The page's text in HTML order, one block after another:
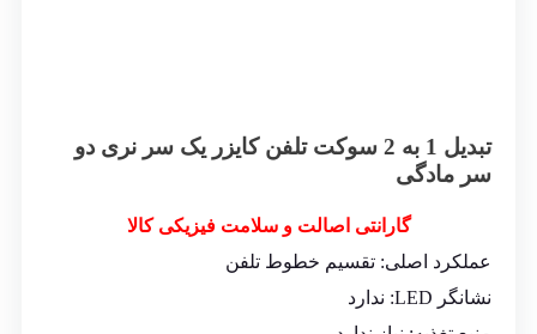
تبدیل 1 به 2 سوکت تلفن کایزر یک سر نری دو
سر مادگی
گارانتی اصالت و سلامت فیزیکی کالا
عملکرد اصلی: تقسیم خطوط تلفن
نشانگر LED:
ندارد